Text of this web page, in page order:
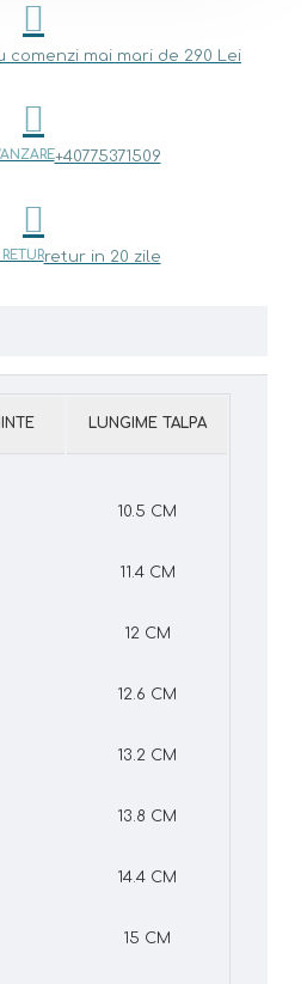
comenzi mai mari de 290 Lei
+40775371509
retur in 20 zile
LUNGIME TALPA
10.5 CM
11.4 CM
12 CM
12.6 CM
13.2 CM
13.8 CM
14.4 CM
15 CM